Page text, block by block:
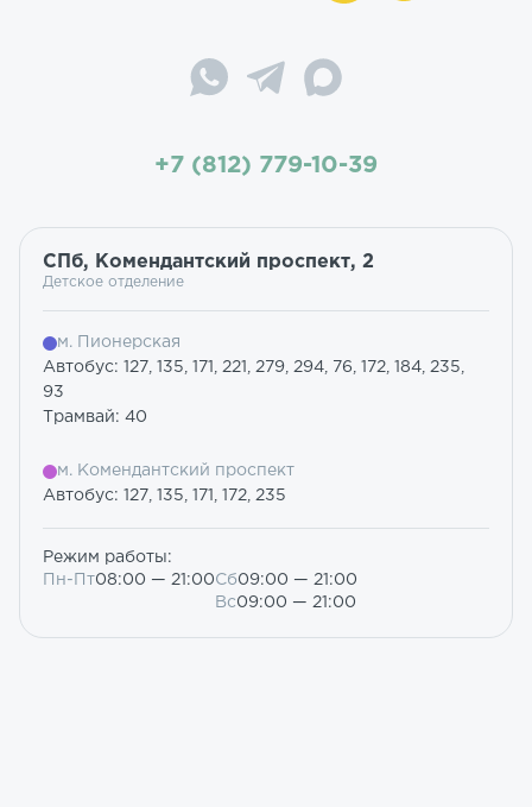
+7 (812) 779-10-39
СПб, Комендантский проспект, 2
Детское отделение
м. Пионерская
Автобус: 127, 135, 171, 221, 279, 294, 76, 172, 184, 235,
93
Трамвай: 40
м. Комендантский проспект
Автобус: 127, 135, 171, 172, 235
Режим работы:
Пн-Пт08:00 — 21:00Сб09:00 — 21:00
Вс09:00 — 21:00